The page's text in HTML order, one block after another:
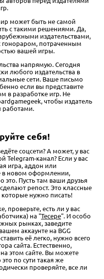
может быть не самой
с такими решениями. Да,
издательствами,
потраченным
вашей игры.
напрямую. Сегодня
любого издательства в
сети. Ваше письмо
если вы представите
в разработке игр. Не
чтобы издатель
работами.
себя!
соцсети? А может, у вас
Telegram-канал? Если у вас
игра, аддон или
в новом оформлении,
это. Пусть там ваши друзья
репост. Это классные
которые нужно писать!
проверьте, есть ли у вас
на "Тесере". И особо
рынках, заведите
аккаунте на BGG
её легко, нужно всего
сайта. Естественно,
этом сайте. Вы можете
по сути такая же
проверяйте, все ли